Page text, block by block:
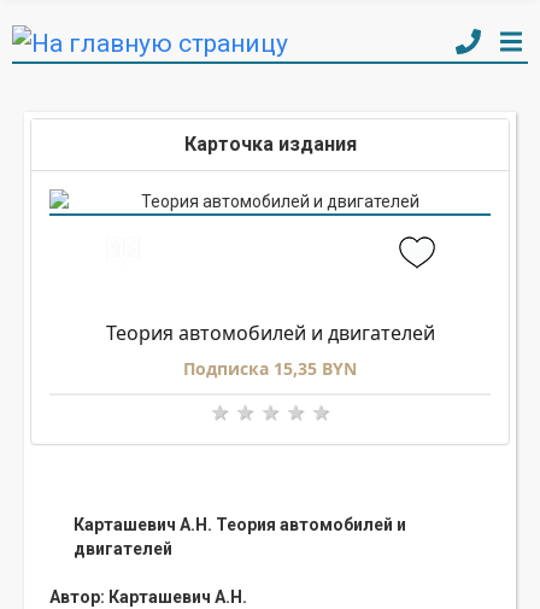
Карточка издания
Теория автомобилей и двигателей
Подписка 15,35 BYN
Карташевич А.Н. Теория автомобилей и
двигателей
Автор: Карташевич А.Н.